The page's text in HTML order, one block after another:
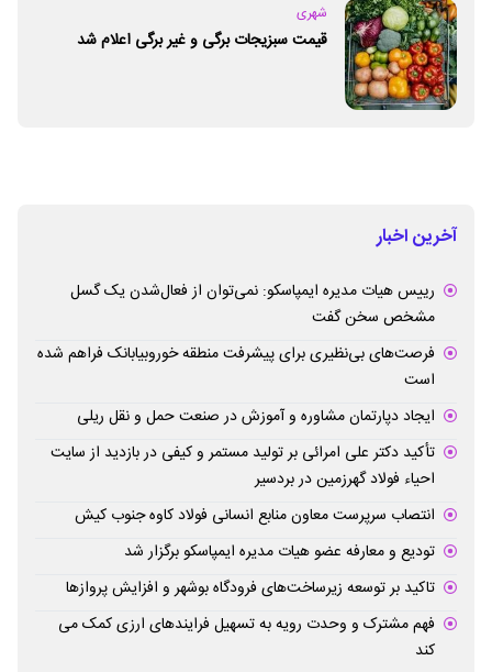
شهری
قیمت سبزیجات برگی و غیر برگی اعلام شد
آخرین اخبار
رییس هیات مدیره ایمپاسکو: نمی‌توان از فعال‌شدن یک گسل
مشخص سخن گفت
فرصت‌های بی‌نظیری برای پیشرفت منطقه خوروبیابانک فراهم شده
است
ایجاد دپارتمان مشاوره و آموزش در صنعت حمل و نقل ریلی
تأکید دکتر علی امرائی بر تولید مستمر و کیفی در بازدید از سایت
احیاء فولاد گهرزمین در بردسیر
انتصاب سرپرست معاون منابع انسانی فولاد کاوه جنوب کیش
تودیع و معارفه عضو هیات مدیره ایمپاسکو برگزار شد
تاکید بر توسعه زیرساخت‌های فرودگاه بوشهر و افزایش پروازها
فهم مشترک و وحدت رویه به تسهیل فرایندهای ارزی کمک می
کند